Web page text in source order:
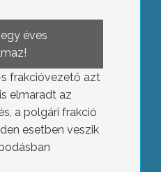
éves
frakcióvezető azt
elmaradt az
a polgári frakció
esetben veszik